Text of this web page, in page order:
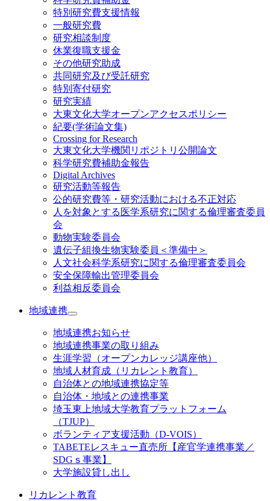
特別研究費支援情報
一般研究費
研究相談制度
休業復職支援金
その他研究助成
共同研究及び受託研究
特別寄付研究
研究実績
大東文化大学オープンアクセスポリシー
紀要(学術論文集)
Crossing for Research
大東文化大学機関リポジトリ公開論文
科学研究費補助金報告
Digital Archives
研究活動等報告
公的研究費等・研究活動における不正対応
人を対象とする医学系研究に関する倫理審査委員
会
動物実験委員会
遺伝子組換生物実験委員＜準備中＞
人文社会科学系研究に関する倫理審査委員会
安全保障輸出管理委員会
利益相反委員会
地域連携
地域連携お知らせ
地域連携事業の取り組み
生涯学習（オープンカレッジ講座他）
地域人材育成（リカレント教育）
自治体との地域連携協定等
自治体・地域との連携事業
埼玉東上地域大学教育プラットフォーム
（TJUP）
ボランティア支援活動（D-VOIS）
TABETEレスキュー直売所【産官学連携事業／
SDGｓ事業】
大学施設貸し出し
リカレント教育